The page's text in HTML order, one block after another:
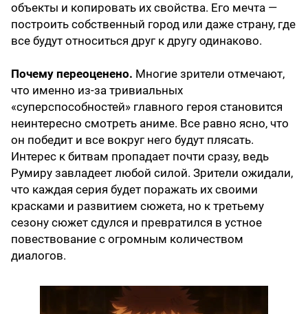
объекты и копировать их свойства. Его мечта —
построить собственный город или даже страну, где
все будут относиться друг к другу одинаково.
Почему переоценено. Многие зрители отмечают,
что именно из-за тривиальных
«суперспособностей» главного героя становится
неинтересно смотреть аниме. Все равно ясно, что
он победит и все вокруг него будут плясать.
Интерес к битвам пропадает почти сразу, ведь
Румиру завладеет любой силой. Зрители ожидали,
что каждая серия будет поражать их своими
красками и развитием сюжета, но к третьему
сезону сюжет сдулся и превратился в устное
повествование с огромным количеством
диалогов.